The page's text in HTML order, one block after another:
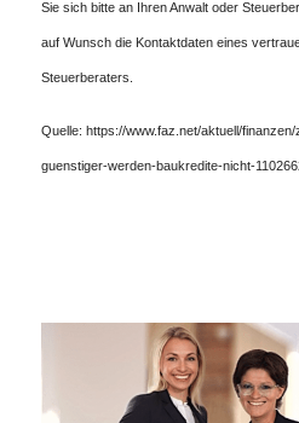
Sie sich bitte an Ihren Anwalt oder
auf Wunsch die Kontaktdaten eines
Steuerberaters.
Quelle: https://www.faz.net/aktuell/
guenstiger-werden-baukredite-nicht-